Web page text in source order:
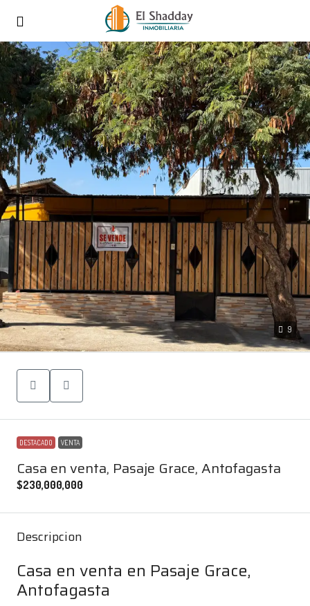
9
DESTACADO VENTA
Casa en venta, Pasaje Grace, Antofagasta
$230,000,000
Descripcion
Casa en venta en Pasaje Grace,
Antofagasta